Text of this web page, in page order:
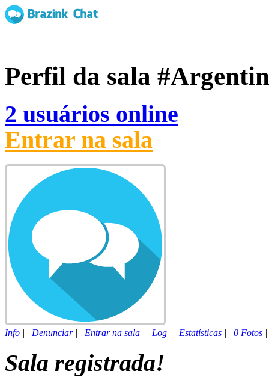
Perfil da sala
2 usuários online
Entrar na sala
Info | Denunciar| Entrar na sala | Log | Estatísticas | 0 Fotos
Sala registrada!